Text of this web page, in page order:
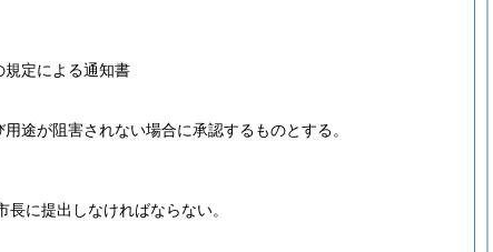
規定による通知書
途が阻害されない場合に承認するものとする。
長に提出しなければならない。